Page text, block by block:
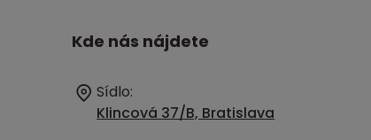
Kde nás nájdete
Sídlo:
Klincová 37/B, Bratislava